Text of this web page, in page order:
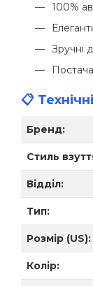
100%
Зручні
📋
Бренд:
Стиль
Відділ:
Тип:
Розмір (US):
Колір: